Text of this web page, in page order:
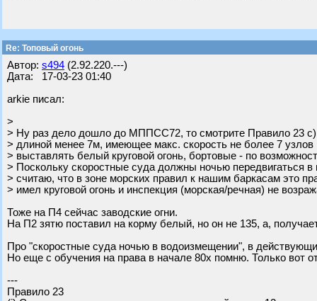
Re: Топовый огонь
Автор: s494 (2.92.220.---)
Дата: 17-03-23 01:40
arkie писал:
>
> Ну раз дело дошло до МППСС72, то смотрите Правило 23
> длиной менее 7м, имеющее макс. скорость не более 7 узлов
> выставлять белый круговой огонь, бортовые - по
> Поскольку скоростные суда должны ночью передвигаться
> считаю, что в зоне морских правил к нашим баркасам это
> имел круговой огонь и инспекция (морская/речная) не
Тоже на П4 сейчас заводские огни.
На П2 зятю поставил на корму белый, но он не 135, а,
Про "скоростные суда ночью в водоизмещении", в
Но еще с обучения на права в начале 80х помню. Только вот
---
Правило 23